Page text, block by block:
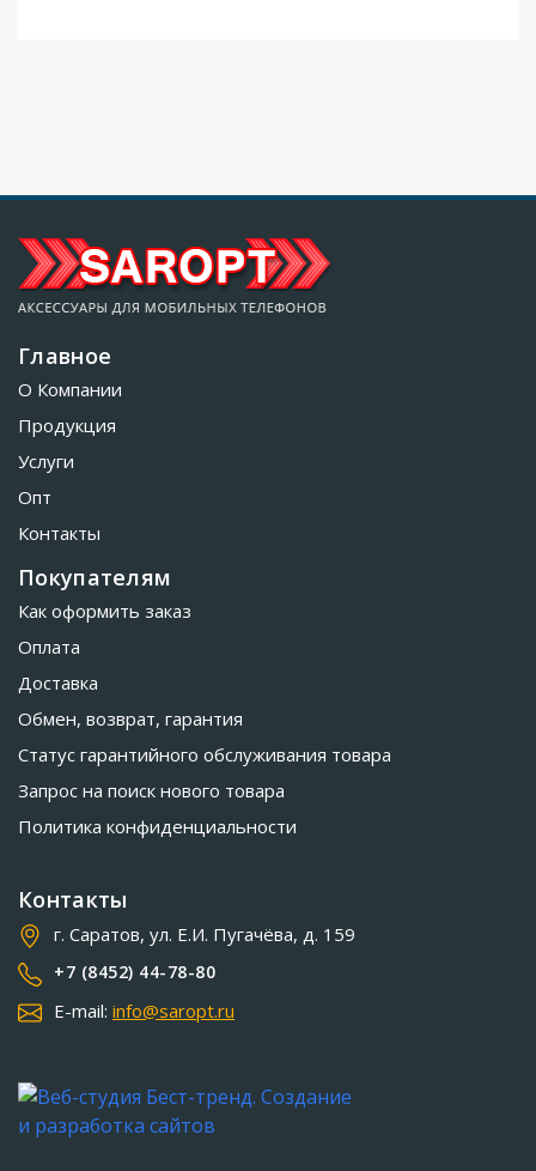
Главное
О Компании
Продукция
Услуги
Опт
Контакты
Покупателям
Как оформить заказ
Оплата
Доставка
Обмен, возврат, гарантия
Статус гарантийного обслуживания товара
Запрос на поиск нового товара
Политика конфиденциальности
Контакты
г. Саратов, ул. Е.И. Пугачёва, д. 159
+7 (8452) 44-78-80
E-mail: info@saropt.ru